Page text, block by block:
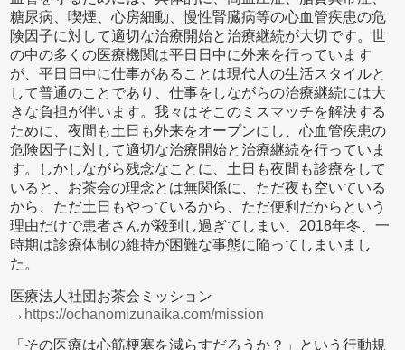
糖尿病、喫煙、心房細動、慢性腎臓病等の心血管疾患の危
険因子に対して適切な治療開始と治療継続が大切です。世
の中の多くの医療機関は平日日中に外来を行っています
が、平日日中に仕事があることは現代人の生活スタイルと
して普通のことであり、仕事をしながらの治療継続には大
きな負担が伴います。我々はそこのミスマッチを解決する
ために、夜間も土日も外来をオープンにし、心血管疾患の
危険因子に対して適切な治療開始と治療継続を行っていま
す。しかしながら残念なことに、土日も夜間も診療をして
いると、お茶会の理念とは無関係に、ただ夜も空いている
から、ただ土日もやっているから、ただ便利だからという
理由だけで患者さんが殺到し過ぎてしまい、2018年冬、一
時期は診療体制の維持が困難な事態に陥ってしまいまし
た。
医療法人社団お茶会ミッション
→ https://ochanomizunaika.com/mission
「その医療は心筋梗塞を減らすだろうか？」という行動規